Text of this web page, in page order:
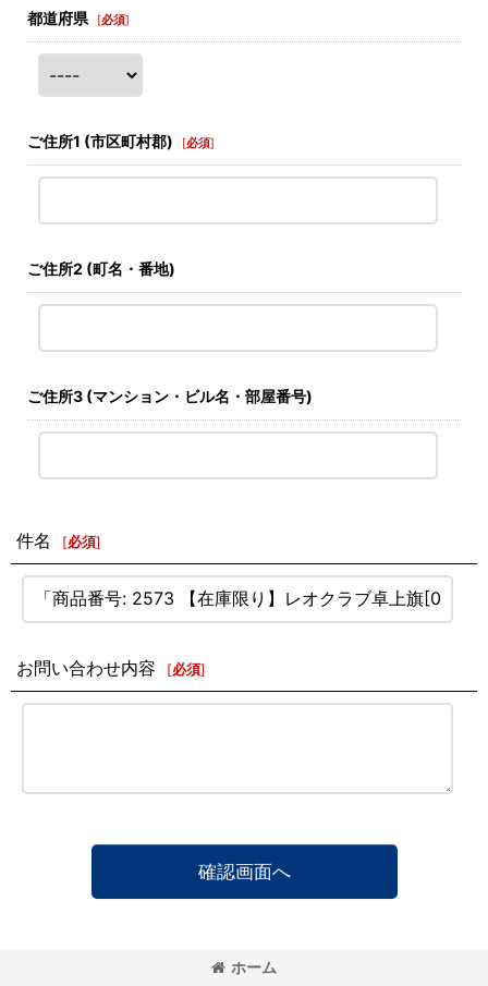
都道府県 [必須]
ご住所1 (市区町村郡) [必須]
ご住所2 (町名・番地)
ご住所3 (マンション・ビル名・部屋番号)
件名 [必須]
お問い合わせ内容 [必須]
確認画面へ
ホーム